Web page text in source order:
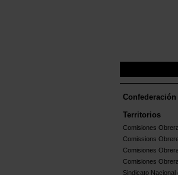
Territorios
Comisiones
Comissions
Comisiones
Comisiones
Sindicato